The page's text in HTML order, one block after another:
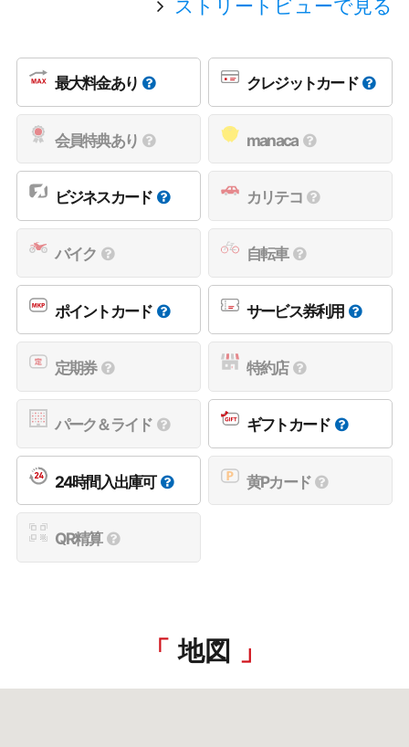
ストリートビューで見る
最大料金あり クレジットカード
会員特典あり manaca
ビジネスカード カリテコ
バイク 自転車
ポイントカード サービス券利用
定期券 特約店
パーク＆ライド ギフトカード
24時間入出庫可 黄Pカード
QR精算
地図